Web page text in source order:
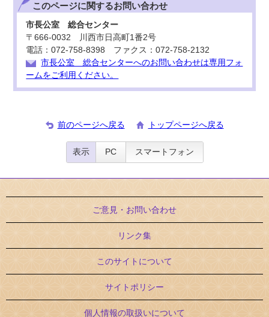
このページに関するお問い合わせ
市長公室 総合センター
〒666-0032 川西市日高町1番2号
電話：072-758-8398 ファクス：072-758-2132
市長公室 総合センターへのお問い合わせは専用フォ
ームをご利用ください。
前のページへ戻る トップページへ戻る
表示 PC スマートフォン
ご意見・お問い合わせ
リンク集
このサイトについて
サイトポリシー
個人情報の取扱いについて